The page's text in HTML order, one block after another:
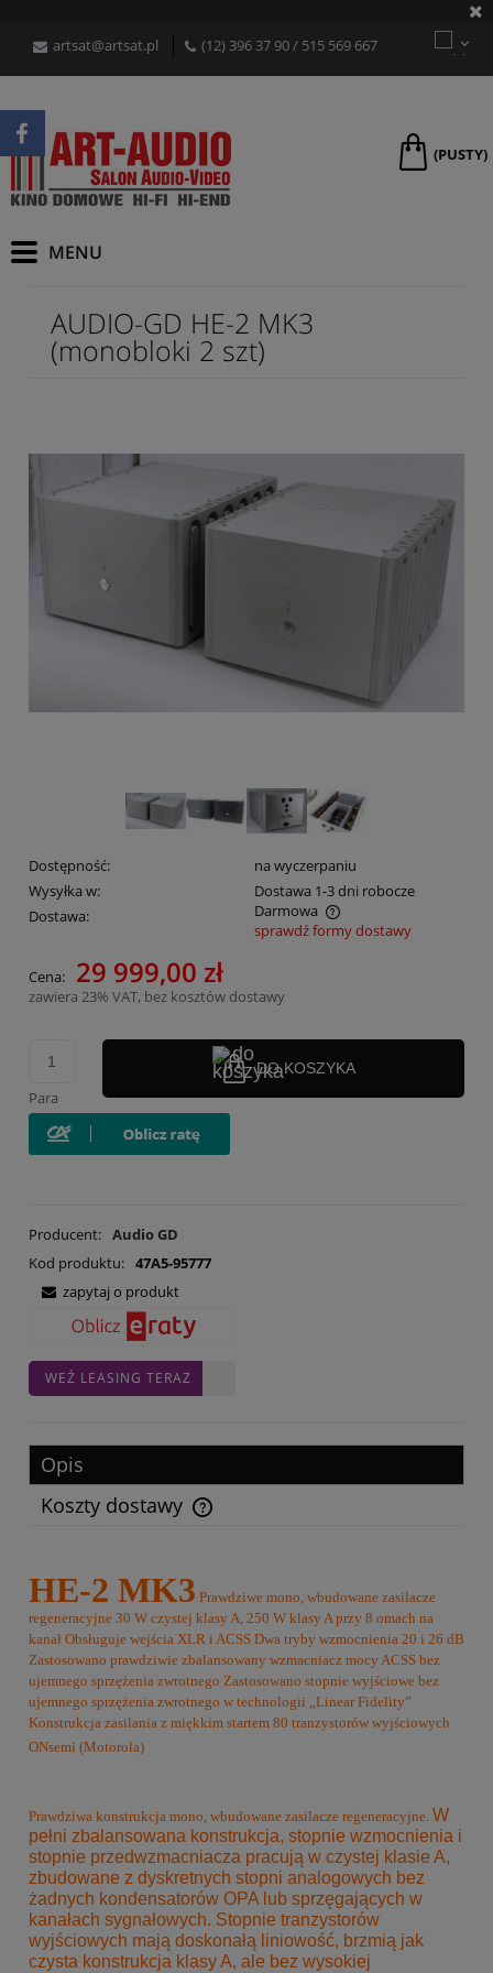
artsat@artsat.pl (12) 396 37 90/ 515 569 667
(PUSTY)
AUDIO-GD HE-2 MK3
(monobloki 2 szt)
Dostępność:
na wyczerpaniu
Wysyłka w:
Dostawa 1-3 dni robocze
Dostawa:
Darmowa
Cena nie zawiera ewentualnych kosztów płatności
sprawdź formy dostawy
Cena: 29 999,00 zł
zawiera 23% VAT, bez kosztów dostawy
Para
DO KOSZYKA
Producent: Audio GD
Kod produktu: 47A5-95777
zapytaj o produkt
WEŹ LEASING TERAZ
Opis
Koszty dostawy
Cena nie zawiera ewentualnych kosztów płatności
HE-2 MK3 Prawdziwe mono, wbudowane zasilacze
regeneracyjne 30 W czystej klasy A, 250 W klasy A przy 8 omach na
kanał Obsługuje wejścia XLR i ACSS Dwa tryby wzmocnienia 20 i 26 dB
Zastosowano prawdziwie zbalansowany wzmacniacz mocy ACSS bez
ujemnego sprzężenia zwrotnego Zastosowano stopnie wyjściowe bez
ujemnego sprzężenia zwrotnego w technologii „Linear Fidelity”
Konstrukcja zasilania z miękkim startem 80 tranzystorów wyjściowych
ONsemi (Motorola)
Prawdziwa konstrukcja mono, wbudowane zasilacze regeneracyjne. W
pełni zbalansowana konstrukcja, stopnie wzmocnienia i
stopnie przedwzmacniacza pracują w czystej klasie A,
zbudowane z dyskretnych stopni analogowych bez
żadnych kondensatorów OPA lub sprzęgających w
kanałach sygnałowych. Stopnie tranzystorów
wyjściowych mają doskonałą liniowość, brzmią jak
czysta konstrukcja klasy A, ale bez wysokiej